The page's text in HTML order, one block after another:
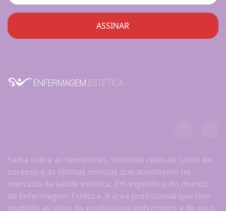
Saiba sobre as tendências, histórias reais de casos de
sucesso e as últimas noticías que acontecem no
mercado da saúde estética. Em específico do mundo
da Enfermagem Estética. A área profissional que tem
mudado as vidas do profissional enfermeiro e de seus